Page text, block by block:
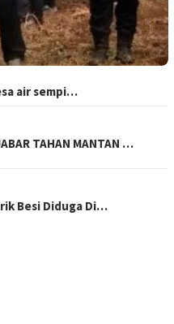
air sempi…
TAHAN MANTAN …
Besi Diduga Di…